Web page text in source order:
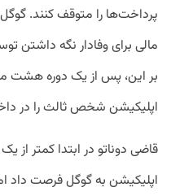
پرداخت‌ها را متوقف کنند.
مالی برای وفادار نگه داشتن
بر این، پس از یک دوره هشت
اپلیکیشن شخص ثالث را در
قاضی دوناتو در ابتدا کمتر از
اپلیکیشن به گوگل فرصت داد